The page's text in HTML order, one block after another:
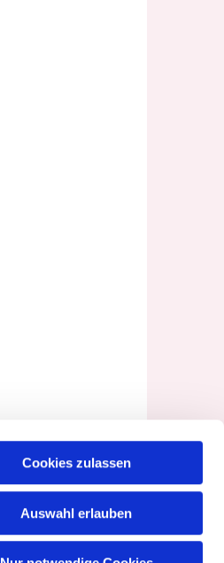
Cookies zulassen
Auswahl erlauben